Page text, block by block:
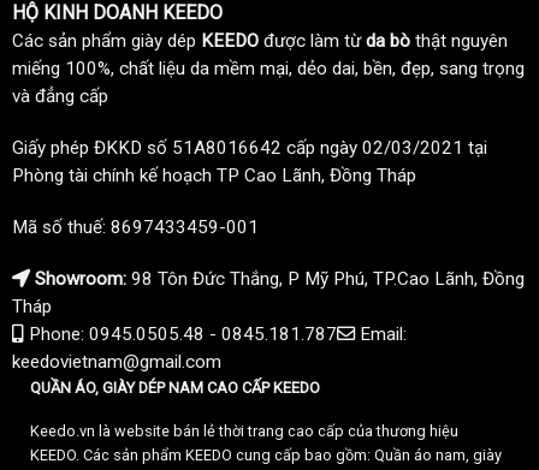
HỘ KINH DOANH KEEDO
Các sản phẩm giày dép KEEDO được làm từda bò thật nguyên
miếng 100%, chất liệu da mềm mại, dẻo dai, bền, đẹp, sang trọng
và đẳng cấp
Giấy phép ĐKKD số 51A8016642 cấp ngày 02/03/2021 tại
Phòng tài chính kế hoạch TP Cao Lãnh, Đồng Tháp
Mã số thuế: 8697433459-001
Showroom: 98 Tôn Đức Thắng, P Mỹ Phú, TP.Cao Lãnh, Đồng
Tháp
Phone: 0945.0505.48 - 0845.181.787
Email:
keedovietnam@gmail.com
QUẦN ÁO, GIÀY DÉP NAM CAO CẤP KEEDO
Keedo.vn là website bán lẻ thời trang cao cấp của thương hiệu
KEEDO. Các sản phẩm KEEDO cung cấp bao gồm: Quần áo nam, giày